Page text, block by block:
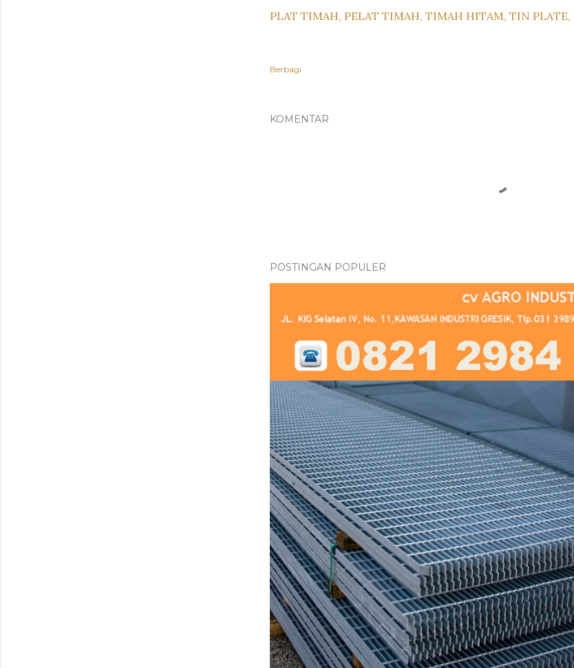
PLAT TIMAH, PELAT TIMAH, TIMAH HITAM, TIN PLATE,
Berbagi
KOMENTAR
POSTINGAN POPULER